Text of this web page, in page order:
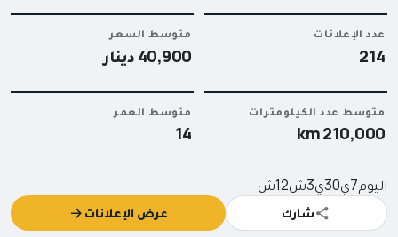
Auto Data
Audi
A4
عدد الإعلانات
214
متوسط ​​السعر
40,900 دينار
متوسط عدد الكيلومترات
210,000 km
متوسط العمر
14
اليوم7ي 30ي 3ش 12ش
شارك عرض الإعلانات